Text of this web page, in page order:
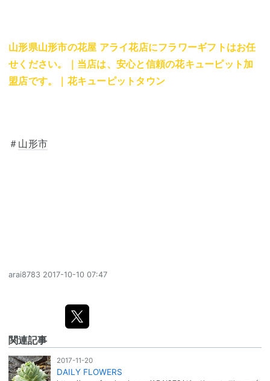
山形県山形市の花屋 アライ花店にフラワーギフトはお任
せください。｜当店は、安心と信頼の花キューピット加
盟店です。｜花キューピットタウン
＃ 山形市
arai8783 2017-10-10 07:47
関連記事
2017-11-20
DAILY FLOWERS